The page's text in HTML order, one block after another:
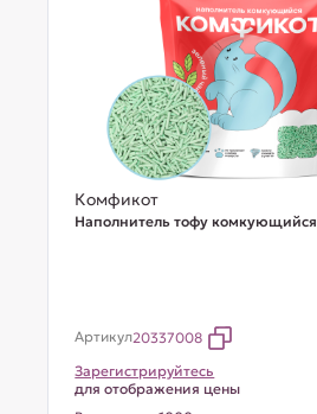
Комфикот
Наполнитель тофу
Артикул20337008
Зарегистрируйтесь
для отображения цены